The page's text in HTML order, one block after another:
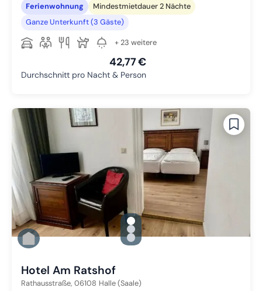
Ferienwohnung
Mindestmietdauer 2 Nächte
Ganze Unterkunft (3 Gäste)
+ 23 weitere
42,77 €
Durchschnitt pro Nacht & Person
gallery.slide_selector
Zu Slide 1 wechseln
Zu Slide 2 wechseln
Zu Slide 3 wechseln
Hotel Am Ratshof
Rathausstraße, 06108 Halle (Saale)